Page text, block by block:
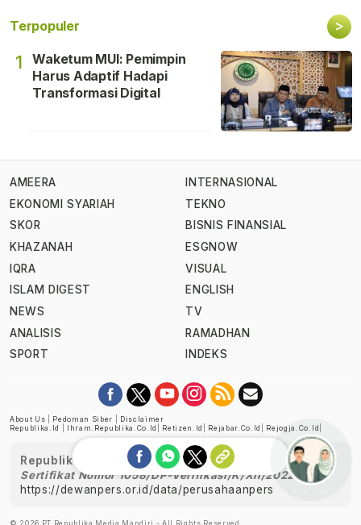
Terpopuler >
1
Waketum MUI: Pemimpin
Harus Adaptif Hadapi
Transformasi Digital
AMEERA
EKONOMI SYARIAH
SKOR
KHAZANAH
IQRA
ISLAM DIGEST
NEWS
ANALISIS
SPORT
INTERNASIONAL
TEKNO
BISNIS FINANSIAL
ESGNOW
VISUAL
ENGLISH
TV
RAMADHAN
INDEKS
About Us Pedoman Siber
Disclaimer
Republika.id
Ihram.republika.co.id Retizen.id Rejabar.co.id Rejogja.co.id
Republika telah diverifikasi oleh Dewan Pers
Sertifikat Nomor 1058/DP-Verifikasi/K/XII/2022
https://dewanpers.or.id/data/perusahaanpers